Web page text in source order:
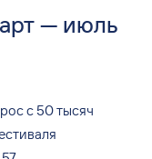
—июль
с 50тысяч